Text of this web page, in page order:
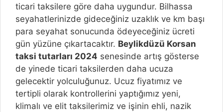
ticari taksilere göre daha uygundur. Bilhassa
seyahatlerinizde gideceğiniz uzaklık ve km başı
para seyahat sonucunda ödeyeceğiniz ücreti
gün yüzüne çıkartacaktır. Beylikdüzü Korsan
taksi tutarları 2024 senesinde artış gösterse
de yinede ticari taksilerden daha ucuza
gelecektir yolculuğunuz. Ucuz fiyatımız ve
tertipli olarak kontrollerini yaptığımız yeni,
klimalı ve elit taksilerimiz ve işinin ehli, nazik